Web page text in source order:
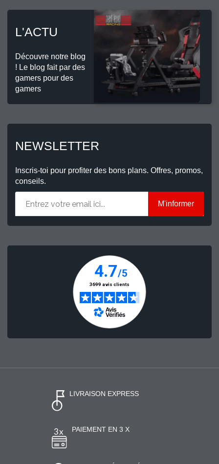
L'ACTU
Découvre notre blog
! Le blog fait par des
gamers pour des
gamers
NEWSLETTER
Inscris-toi pour profiter des bons plans. Offres, promos,
conseils.
M'informer
LIVRAISON EXPRESS
PAIEMENT EN 3 X